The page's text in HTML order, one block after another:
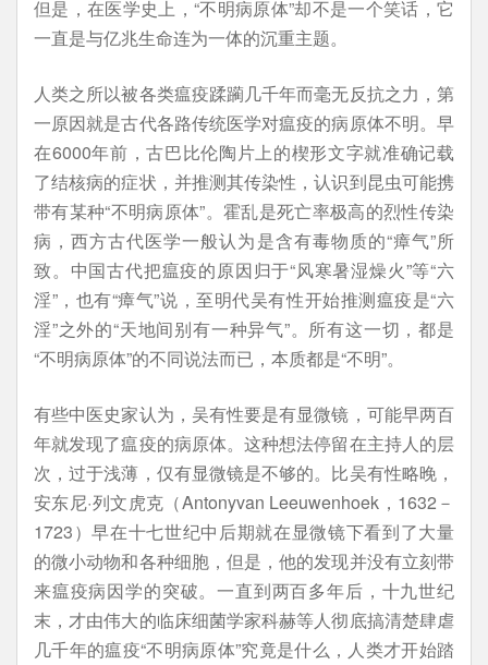
但是，在医学史上，“不明病原体”却不是一个笑话，它
一直是与亿兆生命连为一体的沉重主题。
人类之所以被各类瘟疫蹂躏几千年而毫无反抗之力，第
一原因就是古代各路传统医学对瘟疫的病原体不明。早
在6000年前，古巴比伦陶片上的楔形文字就准确记载
了结核病的症状，并推测其传染性，认识到昆虫可能携
带有某种“不明病原体”。霍乱是死亡率极高的烈性传染
病，西方古代医学一般认为是含有毒物质的“瘴气”所
致。中国古代把瘟疫的原因归于“风寒暑湿燥火”等“六
淫”，也有“瘴气”说，至明代吴有性开始推测瘟疫是“六
淫”之外的“天地间别有一种异气”。所有这一切，都是
“不明病原体”的不同说法而已，本质都是“不明”。
有些中医史家认为，吴有性要是有显微镜，可能早两百
年就发现了瘟疫的病原体。这种想法停留在主持人的层
次，过于浅薄，仅有显微镜是不够的。比吴有性略晚，
安东尼·列文虎克（Antonyvan Leeuwenhoek，1632－
1723）早在十七世纪中后期就在显微镜下看到了大量
的微小动物和各种细胞，但是，他的发现并没有立刻带
来瘟疫病因学的突破。一直到两百多年后，十九世纪
末，才由伟大的临床细菌学家科赫等人彻底搞清楚肆虐
几千年的瘟疫“不明病原体”究竟是什么，人类才开始踏